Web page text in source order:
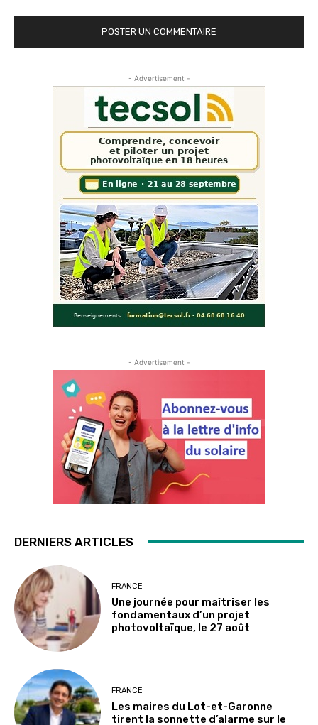
- Advertisement -
- Advertisement -
DERNIERS ARTICLES
FRANCE
Une journée pour maîtriser les
fondamentaux d’un projet
photovoltaïque, le 27 août
FRANCE
Les maires du Lot-et-Garonne
tirent la sonnette d’alarme sur le